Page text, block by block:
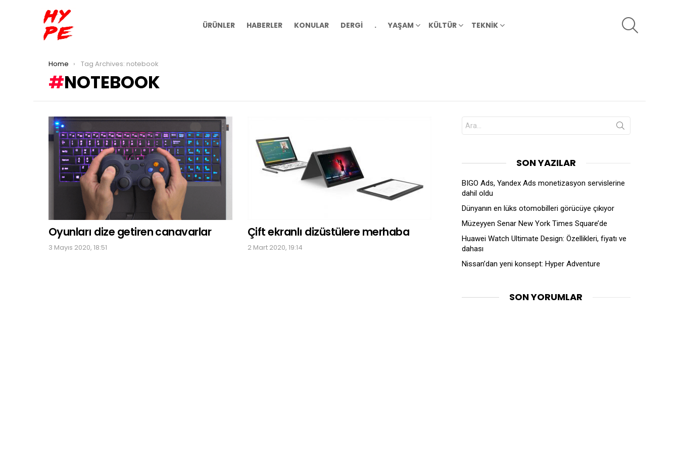
ÜRÜNLER HABERLER KONULAR DERGİ . YAŞAM KÜLTÜR TEKNİK
You are here:
Home Tag Archives: notebook
NOTEBOOK
LATEST
STORIES
Oyunları dize getiren canavarlar
3 Mayıs 2020, 18:51
Çift ekranlı dizüstülere merhaba
2 Mart 2020, 19:14
Search
for:
SON YAZILAR
BIGO Ads, Yandex Ads monetizasyon servislerine
dahil oldu
Dünyanın en lüks otomobilleri görücüye çıkıyor
Müzeyyen Senar New York Times Square’de
Huawei Watch Ultimate Design: Özellikleri, fiyatı ve
dahası
Nissan’dan yeni konsept: Hyper Adventure
SON YORUMLAR